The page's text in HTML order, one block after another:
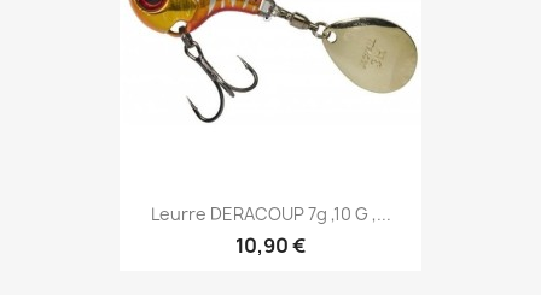
Leurre DERACOUP 7g ,10 G ,...
10,90 €